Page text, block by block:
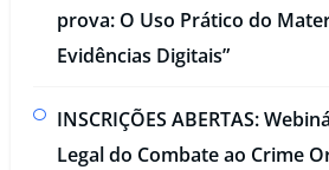
prova: O Uso Prático do
Evidências Digitais”​
INSCRIÇÕES ABERTAS:
Legal do Combate ao Crime